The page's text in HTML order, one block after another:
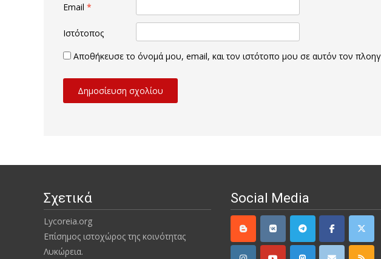
Email *
Ιστότοπος
Αποθήκευσε το όνομά μου, email, και τον ιστότοπο μου σε αυτόν τον
Σχετικά
Lycoreia.org
Επίσημος ιστοχώρος της κοινότητας
Λυκώρεια.
Social Media